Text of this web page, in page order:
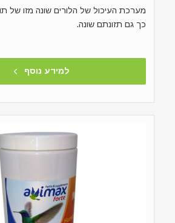
מערכת העיכול של הלורים שונה מזו של
כך גם תזונתם שונה.
למידע נוסף